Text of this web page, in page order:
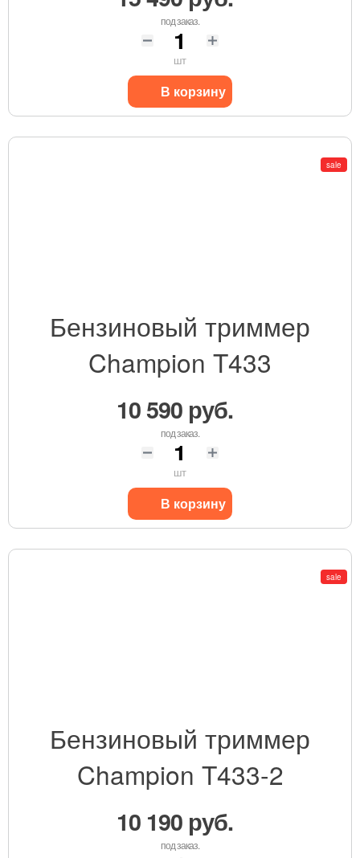
под заказ.
шт
В корзину
sale
Бензиновый триммер
Champion T433
10 590 руб.
под заказ.
шт
В корзину
sale
Бензиновый триммер
Champion T433-2
10 190 руб.
под заказ.